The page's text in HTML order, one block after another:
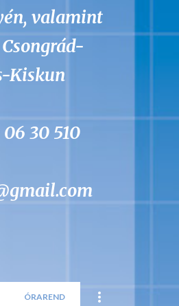
valamint
Kiskun
30 510
ÓRAREND